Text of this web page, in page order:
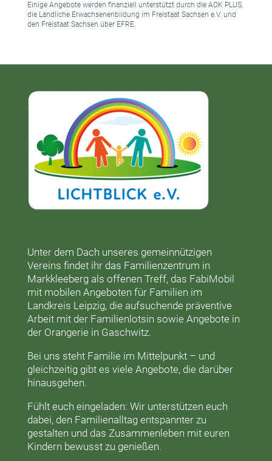
Einige Angebote werden finanziell unterstützt durch die AOK PLUS,
die Ländliche Erwachsenenbildung im Freistaat Sachsen e.V. und
den Freistaat Sachsen über EFRE.
Unter dem Dach unseres gemeinnützigen
Vereins findet ihr das Familienzentrum in
Markkleebergals offenen Treff, das FabiMobil
mit mobilen Angeboten für Familien im
Landkreis Leipzig, die aufsuchende präventive
Arbeit mit der Familienlotsin sowie Angebote in
der Orangeriein Gaschwitz.
Bei uns steht Familie im Mittelpunkt – und
gleichzeitig gibt es viele Angebote, die darüber
hinausgehen.
Fühlt euch eingeladen: Wir unterstützen euch
dabei, den Familienalltag entspannter zu
gestalten und das Zusammenleben mit euren
Kindern bewusst zu genießen.